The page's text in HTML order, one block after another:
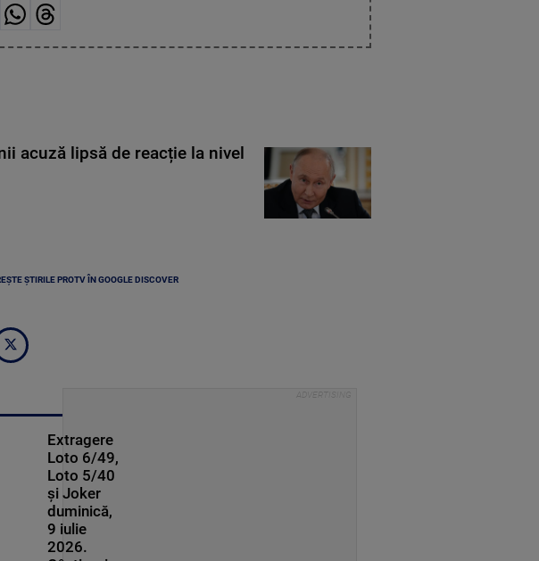
acuză lipsă de reacție la nivel
ȘTIRILE PROTV ÎN GOOGLE DISCOVER
Extragere
Loto 6/49,
Loto 5/40
și Joker
duminică,
9 iulie
2026.